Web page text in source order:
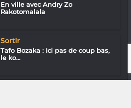
En ville avec Andry Zo
Rakotomalala
Sortir
Tafo Bozaka : Ici pas de coup bas,
le ko...